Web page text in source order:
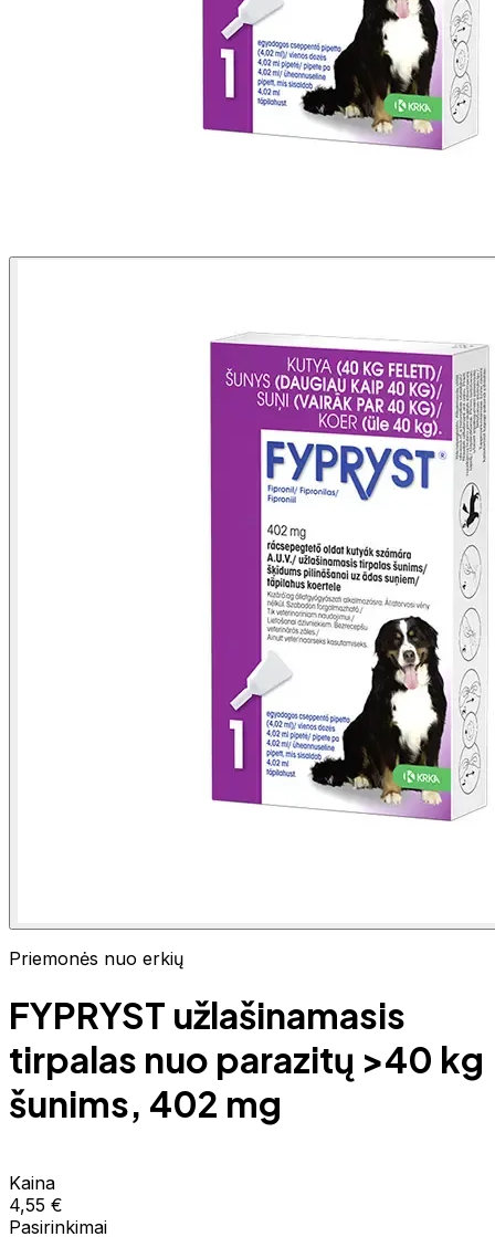
Priemonės nuo erkių
FYPRYST užlašinamasis
tirpalas nuo parazitų >40 kg
šunims, 402 mg
Kaina
4,55 €
Pasirinkimai